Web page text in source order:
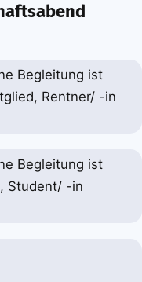
Begleitung ist
Rentner/ -in
Begleitung ist
Student/ -in